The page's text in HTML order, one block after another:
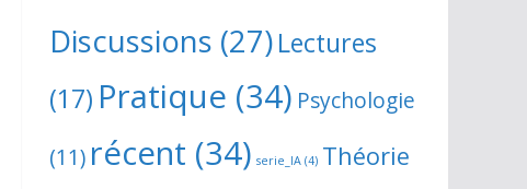
Discussions (27)Lectures
(17) Pratique (34) Psychologie
(11) récent (34) serie_IA(4) Théorie